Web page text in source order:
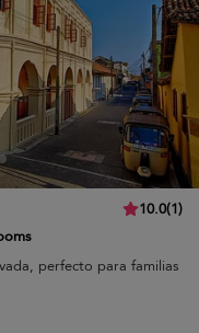
10.0(1)
perfecto para familias